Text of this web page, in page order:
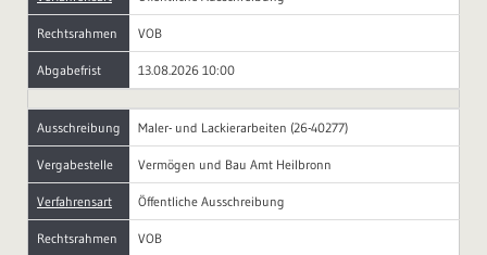
Rechtsrahmen VOB
Abgabefrist 13.08.2026 10:00
Ausschreibung Maler- und Lackierarbeiten (26-40277)
Vergabestelle Vermögen und Bau Amt Heilbronn
Verfahrensart Öffentliche Ausschreibung
Rechtsrahmen VOB